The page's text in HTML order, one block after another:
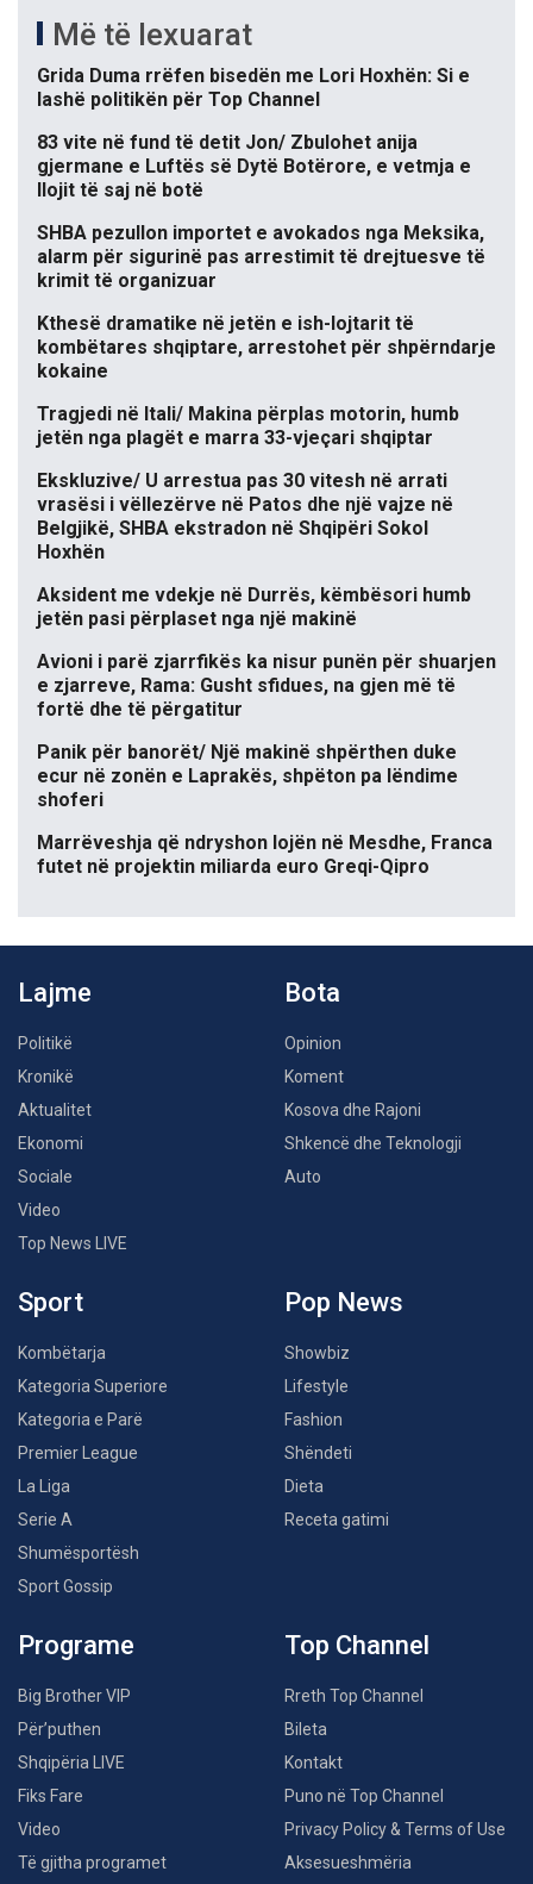
Më të lexuarat
Grida Duma rrëfen bisedën me Lori Hoxhën: Si e
lashë politikën për Top Channel
83 vite në fund të detit Jon/ Zbulohet anija
gjermane e Luftës së Dytë Botërore, e vetmja e
llojit të saj në botë
SHBA pezullon importet e avokados nga Meksika,
alarm për sigurinë pas arrestimit të drejtuesve të
krimit të organizuar
Kthesë dramatike në jetën e ish-lojtarit të
kombëtares shqiptare, arrestohet për shpërndarje
kokaine
Tragjedi në Itali/ Makina përplas motorin, humb
jetën nga plagët e marra 33-vjeçari shqiptar
Ekskluzive/ U arrestua pas 30 vitesh në arrati
vrasësi i vëllezërve në Patos dhe një vajze në
Belgjikë, SHBA ekstradon në Shqipëri Sokol
Hoxhën
Aksident me vdekje në Durrës, këmbësori humb
jetën pasi përplaset nga një makinë
Avioni i parë zjarrfikës ka nisur punën për shuarjen
e zjarreve, Rama: Gusht sfidues, na gjen më të
fortë dhe të përgatitur
Panik për banorët/ Një makinë shpërthen duke
ecur në zonën e Laprakës, shpëton pa lëndime
shoferi
Marrëveshja që ndryshon lojën në Mesdhe, Franca
futet në projektin miliarda euro Greqi-Qipro
Lajme
Politikë
Kronikë
Aktualitet
Ekonomi
Sociale
Video
Top News LIVE
Bota
Opinion
Koment
Kosova dhe Rajoni
Shkencë dhe Teknologji
Auto
Sport
Kombëtarja
Kategoria Superiore
Kategoria e Parë
Premier League
La Liga
Serie A
Shumësportësh
Sport Gossip
Pop News
Showbiz
Lifestyle
Fashion
Shëndeti
Dieta
Receta gatimi
Programe
Big Brother VIP
Për’puthen
Shqipëria LIVE
Fiks Fare
Video
Të gjitha programet
Top Channel
Rreth Top Channel
Bileta
Kontakt
Puno në Top Channel
Privacy Policy & Terms of Use
Aksesueshmëria